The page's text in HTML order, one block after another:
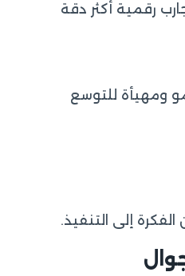
رقمية أكثر دقة
ومهيأة للتوسع
إلى التنفيذ.